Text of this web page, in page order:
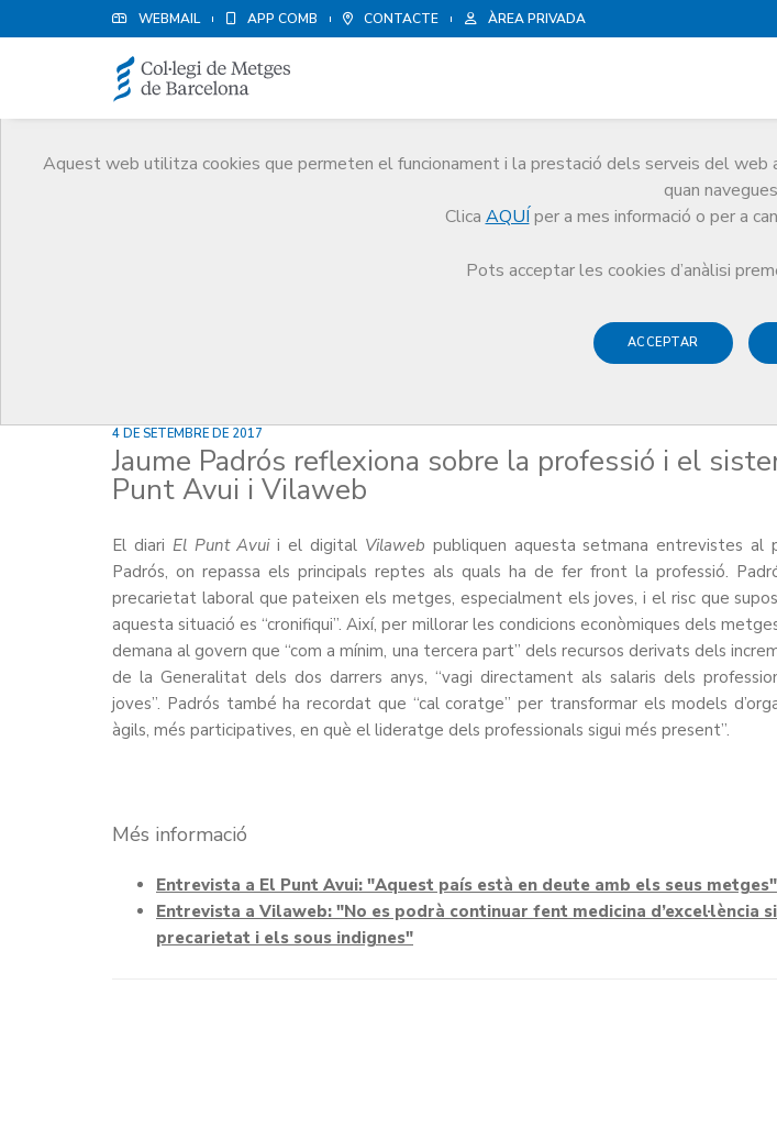
WEBMAIL APP COMB CONTACTE ÀREA PRIVADA
Aquest web utilitza cookies que permeten el funcionament i la prestació dels serveis del web
quan
Clica AQUÍ per a mes informació o per a
Pots acceptar les cookies d’anàlisi
ACCEPTAR
Jaume Padrós reflexiona sobre la professió i el sistema sanitari a El
4 DE SETEMBRE DE 2017
Jaume Padrós reflexiona sobre la professió i el
Punt Avui i Vilaweb
El diari El Punt Avuii el digital Vilaweb publiquen aquesta setmana entrevistes al
Padrós, on repassa els principals reptes als quals ha de fer front la professió.
precarietat laboral que pateixen els metges, especialment els joves, i el risc que
aquesta situació es “cronifiqui”. Així, per millorar les condicions econòmiques dels
demana al govern que “com a mínim, una tercera part” dels recursos derivats dels
de la Generalitat dels dos darrers anys, “vagi directament als salaris dels
joves”. Padrós també ha recordat que “cal coratge” per transformar els models
àgils, més participatives, en què el lideratge dels professionals sigui més present”.
Més informació
Entrevista a El Punt Avui: "Aquest país està en deute amb els seus metges"
Entrevista a Vilaweb: "No es podrà continuar fent medicina d’excel·lència
precarietat i els sous indignes"